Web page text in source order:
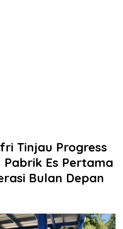
Tinjau Progress
Es Pertama
Bulan Depan